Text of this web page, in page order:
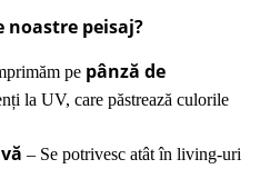
noastre peisaj?
pe pânză de
la UV, care păstrează culorile
– Se potrivesc atât în living-uri